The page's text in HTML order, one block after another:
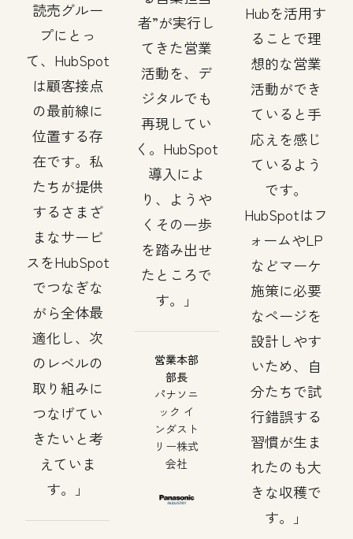
読売グルー
プにとっ
て、HubSpot
は顧客接点
の最前線に
位置する存
在です。私
たちが提供
するさまざ
まなサービ
スをHubSpot
でつなぎな
がら全体最
適化し、次
のレベルの
取り組みに
つなげてい
きたいと考
えていま
す。
者”が実行し
てきた営業
活動を、デ
ジタルでも
再現してい
く。HubSpot
導入によ
り、ようや
くその一歩
を踏み出せ
たところで
す。
営業本部
部長
パナソニ
ック イ
ンダスト
リー株式
会社
Hubを活用す
ることで理
想的な営業
活動ができ
ていると手
応えを感じ
ているよう
です。
HubSpotはフ
ォームやLP
などマーケ
施策に必要
なページを
設計しやす
いため、自
分たちで試
行錯誤する
習慣が生ま
れたのも大
きな収穫で
す。